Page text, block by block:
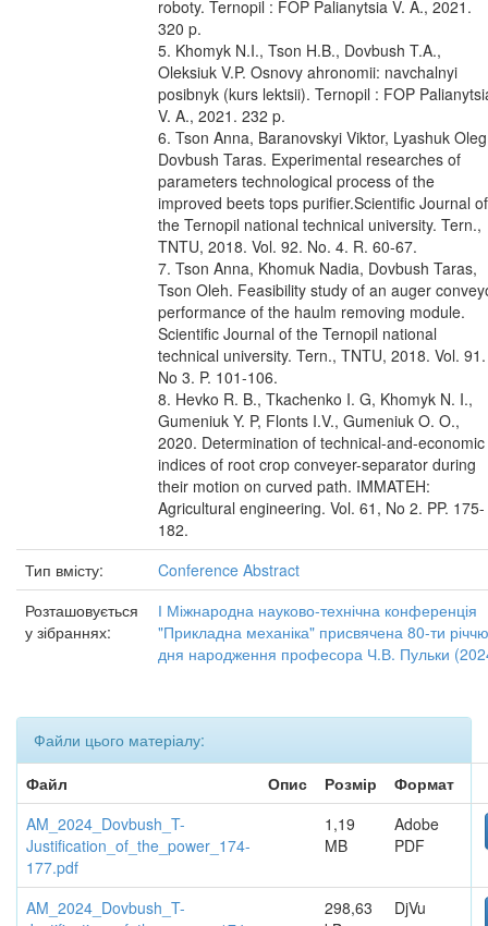
roboty. Ternopil : FOP Palianytsia V. A., 2021.
320 p.
5. Khomyk N.I., Tson H.B., Dovbush T.A.,
Oleksiuk V.P. Osnovy ahronomii: navchalnyi
posibnyk (kurs lektsii). Ternopil : FOP
V. A., 2021. 232 p.
6. Tson Anna, Baranovskyi Viktor, Lyashuk
Dovbush Taras. Experimental researches of
parameters technological process of the
improved beets tops purifier.Scientific Journal of
the Ternopil national technical university. Tern.,
TNTU, 2018. Vol. 92. No. 4. R. 60-67.
7. Tson Anna, Khomuk Nadia, Dovbush Taras,
Tson Oleh. Feasibility study of an auger
performance of the haulm removing module.
Scientific Journal of the Ternopil national
technical university. Tern., TNTU, 2018. Vol. 91.
No 3. P. 101-106.
8. Hevko R. B., Tkachenko I. G, Khomyk N. I.,
Gumeniuk Y. P, Flonts I.V., Gumeniuk O. O.,
2020. Determination of technical-and-economic
indices of root crop conveyer-separator during
their motion on curved path. IMMATEH:
Agricultural engineering. Vol. 61, No 2. PP. 175-
182.
Тип вмісту:
Conference Abstract
Розташовується
у зібраннях:
І Міжнародна науково-технічна конференція
"Прикладна механіка" присвячена 80-ти
дня народження професора Ч.В. Пульки
Файли цього матеріалу:
Файл
Опис Розмір
Формат
AM_2024_Dovbush_T-
Justification_of_the_power_174-
177.pdf
1,19
MB
Adobe
PDF
AM_2024_Dovbush_T-
298,63
DjVu